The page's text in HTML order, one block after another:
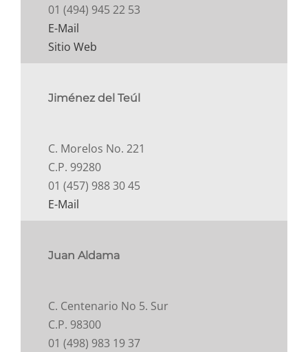
01 (494) 945 22 53
E-Mail
Sitio Web
Jiménez del Teúl
C. Morelos No. 221
C.P. 99280
01 (457) 988 30 45
E-Mail
Juan Aldama
C. Centenario No 5. Sur
C.P. 98300
01 (498) 983 19 37